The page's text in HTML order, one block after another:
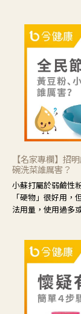
候就要使用菊花、
眼睛周圍沒有眼屎
藕、麥門冬、山
【名家專欄】招
碗洗菜誰厲害？
小蘇打屬於弱鹼性
「硬物」很好用
法用量，使用過多